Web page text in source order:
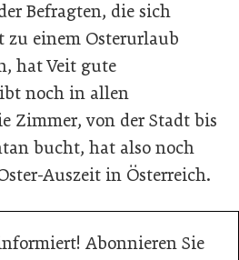
Befragten, die sich
zu einem Osterurlaub
hat Veit gute
noch in allen
Zimmer, von der Stadt bis
bucht, hat also noch
Auszeit in Österreich.
Abonnieren Sie